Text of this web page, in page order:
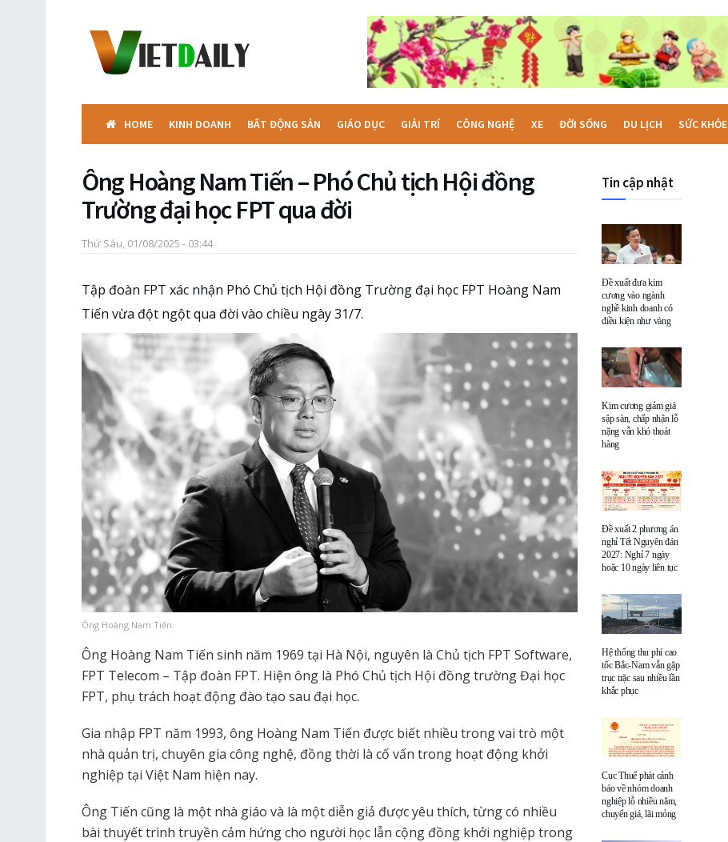
HOME KINH DOANH BẤT ĐỘNG SẢN GIÁO DỤC GIẢI TRÍ CÔNG NGHỆ XE ĐỜI SỐNG DU LỊCH SỨC KHỎE
Ông Hoàng Nam Tiến – Phó Chủ tịch Hội đồng
Trường đại học FPT qua đời
Thứ Sáu, 01/08/2025 - 03:44
Tập đoàn FPT xác nhận Phó Chủ tịch Hội đồng Trường đại học FPT Hoàng Nam
Tiến vừa đột ngột qua đời vào chiều ngày 31/7.
Ông Hoàng Nam Tiến.
Ông Hoàng Nam Tiến sinh năm 1969 tại Hà Nội, nguyên là Chủ tịch FPT Software,
FPT Telecom – Tập đoàn FPT. Hiện ông là Phó Chủ tịch Hội đồng trường Đại học
FPT, phụ trách hoạt động đào tạo sau đại học.
Gia nhập FPT năm 1993, ông Hoàng Nam Tiến được biết nhiều trong vai trò một
nhà quản trị, chuyên gia công nghệ, đồng thời là cố vấn trong hoạt động khởi
nghiệp tại Việt Nam hiện nay.
Ông Tiến cũng là một nhà giáo và là một diễn giả được yêu thích, từng có nhiều
bài thuyết trình truyền cảm hứng cho người học lẫn cộng đồng khởi nghiệp trong
Tin cập nhật
Đề xuất đưa kim
cương vào ngành
nghề kinh doanh có
điều kiện như vàng
Kim cương giảm giá
sập sàn, chấp nhận lỗ
nặng vẫn khó thoát
hàng
Đề xuất 2 phương án
nghỉ Tết Nguyên đán
2027: Nghỉ 7 ngày
hoặc 10 ngày liên tục
Hệ thống thu phí cao
tốc Bắc-Nam vẫn gặp
trục trặc sau nhiều lần
khắc phục
Cục Thuế phát cảnh
báo về nhóm doanh
nghiệp lỗ nhiều năm,
chuyển giá, lãi mỏng